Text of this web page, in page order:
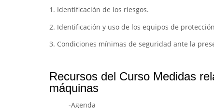
1. Identificación de los riesgos.
2. Identificación y uso de los equipos de
3. Condiciones mínimas de seguridad ante la
Recursos del Curso Medidas
máquinas
-Agenda